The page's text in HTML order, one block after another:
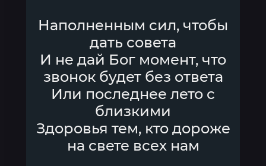
Наполненным сил, чтобы
дать совета
И не дай Бог момент, что
звонок будет без ответа
Или последнее лето с
близкими
Здоровья тем, кто дороже
на свете всех нам